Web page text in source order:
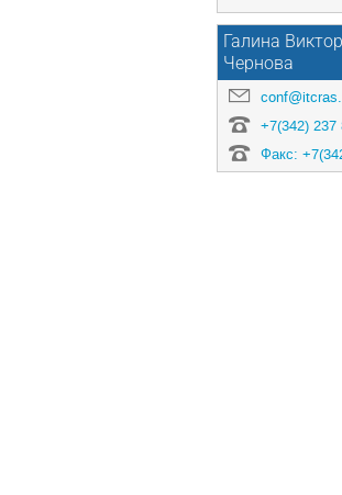
Галина
Чернова
+7(342) 237
Факс: